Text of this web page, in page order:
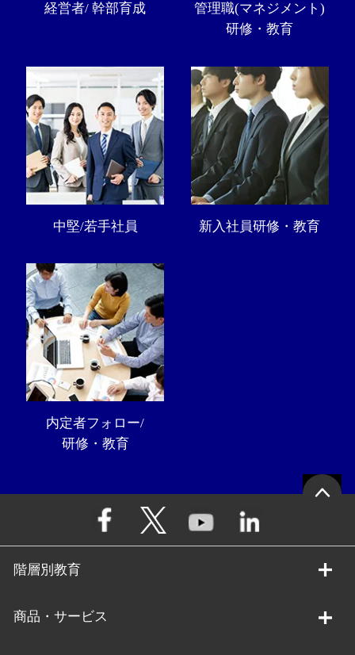
経営者/ 幹部育成
管理職(マネジメント)
研修・教育
中堅/若手社員 新入社員研修・教育
内定者フォロー/
研修・教育
階層別教育
商品・サービス